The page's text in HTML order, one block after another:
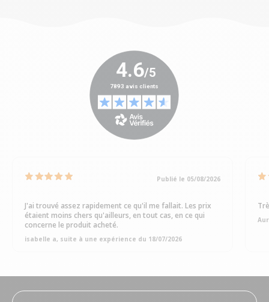
Publié le 05/08/2026
J'ai trouvé assez rapidement ce qu'il me fallait. Les prix
étaient moins chers qu'ailleurs, en tout cas, en ce qui
concerne le produit acheté.
isabelle a, suite à une expérience du 18/07/2026